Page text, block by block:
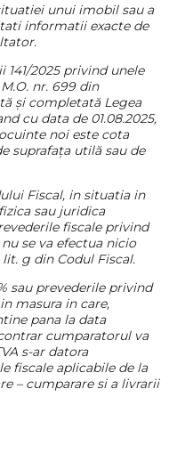
unui imobil sau a
informatii exacte de
2025 privind unele
nr. 699 din
și completată Legea
cu data de 01.08.2025,
noi este cota
suprafața utilă sau de
Fiscal, in situatia in
sau juridica
fiscale privind
se va efectua nicio
g din Codul Fiscal.
sau prevederile privind
masura in care,
pana la data
cumparatorul va
s-ar datora
fiscale aplicabile de la
– cumparare si a livrarii